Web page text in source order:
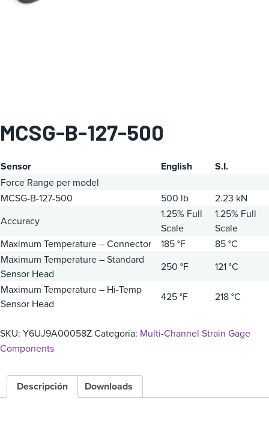
MCSG-B-127-500
Sensor English S.I.
Force Range per model
MCSG-B-127-500
500 lb
2.23 kN
Accuracy
1.25% Full
Scale
1.25% Full
Scale
Maximum Temperature – Connector
185 °F
85 °C
Maximum Temperature – Standard
Sensor Head
250 °F
121 °C
Maximum Temperature – Hi-Temp
Sensor Head
425 °F 218 °C
SKU: Y6UJ9A00058ZCategoría: Multi-Channel Strain Gage
Components
Descripción Downloads